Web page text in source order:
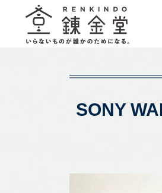
SONY